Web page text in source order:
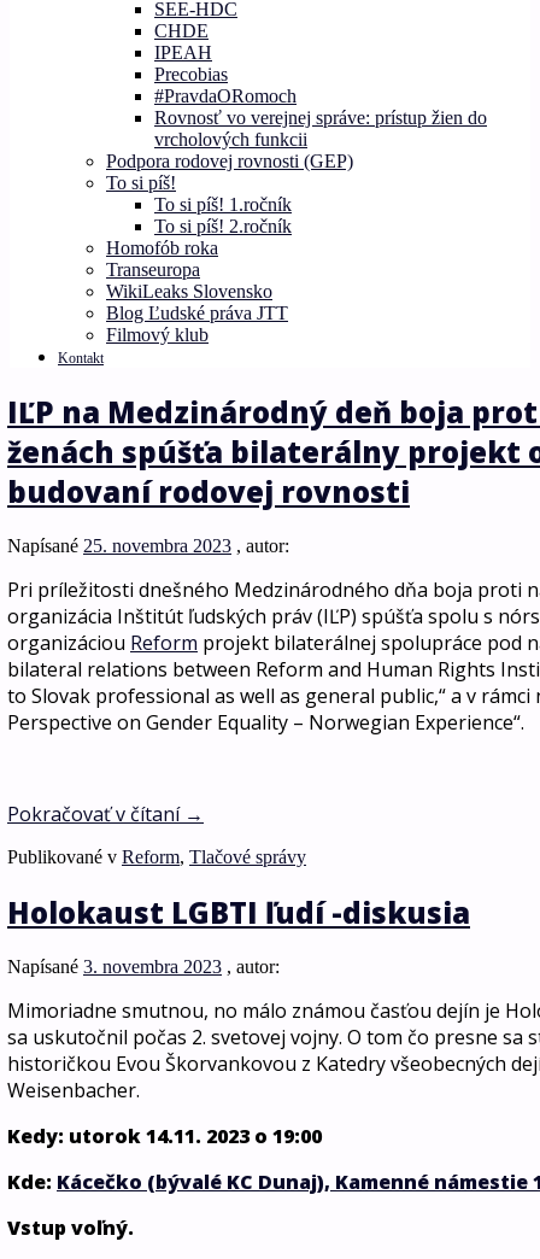
SEE-HDC
CHDE
IPEAH
Precobias
#PravdaORomoch
Rovnosť vo verejnej správe: prístup žien do
vrcholových funkcii
Podpora rodovej rovnosti (GEP)
To si píš!
To si píš! 1.ročník
To si píš! 2.ročník
Homofób roka
Transeuropa
WikiLeaks Slovensko
Blog Ľudské práva JTT
Filmový klub
Kontakt
IĽP na Medzinárodný deň boja
ženách spúšťa bilaterálny projekt
budovaní rodovej rovnosti
Napísané 25. novembra 2023 , autor:
Pri príležitosti dnešného Medzinárodného dňa boja proti
organizácia Inštitút ľudských práv (IĽP) spúšťa spolu s
organizáciou Reform projekt bilaterálnej spolupráce pod
bilateral relations between Reform and Human Rights
to Slovak professional as well as general public,“ a v rámci
Perspective on Gender Equality – Norwegian Experience“.
Pokračovať v čítaní →
Publikované v Reform, Tlačové správy
Holokaust LGBTI ľudí -diskusia
Napísané 3. novembra 2023 , autor:
Mimoriadne smutnou, no málo známou časťou dejín je
sa uskutočnil počas 2. svetovej vojny. O tom čo presne sa
historičkou Evou Škorvankovou z Katedry všeobecných
Weisenbacher.
Kedy: utorok 14.11. 2023 o 19:00
Kde: Kácečko (bývalé KC Dunaj), Kamenné námestie
Vstup voľný.